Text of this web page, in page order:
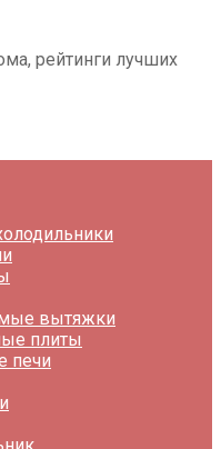
рейтинги лучших
вытяжки
плиты
печи